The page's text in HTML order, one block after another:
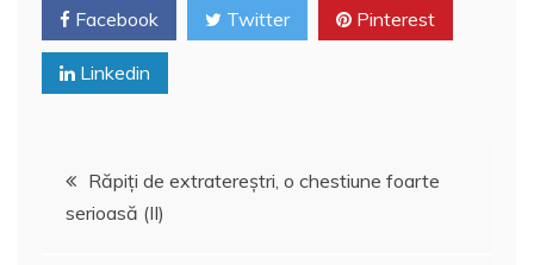
Facebook Twitter Pinterest
Linkedin
Navigare
în
Răpiți de extratereștri, o chestiune foarte
serioasă (II)